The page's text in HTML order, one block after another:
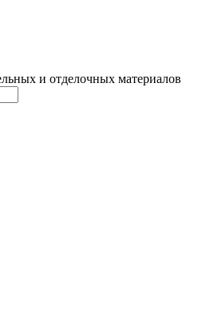
и отделочных материалов